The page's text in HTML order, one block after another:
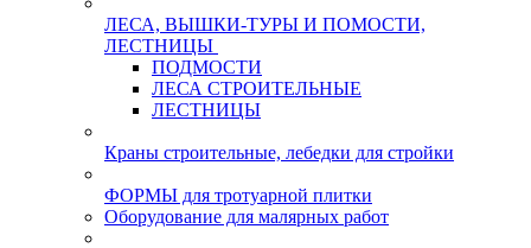
ЛЕСА, ВЫШКИ-ТУРЫ И ПОМОСТИ,
ЛЕСТНИЦЫ
ПОДМОСТИ
ЛЕСА СТРОИТЕЛЬНЫЕ
ЛЕСТНИЦЫ
Краны строительные, лебедки для стройки
ФОРМЫ для тротуарной плитки
Оборудование для малярных работ